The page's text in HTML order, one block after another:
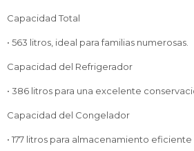
Capacidad Total
• 563 litros, ideal para familias numerosas.
Capacidad del Refrigerador
• 386 litros para una excelente
Capacidad del Congelador
• 177 litros para almacenamiento